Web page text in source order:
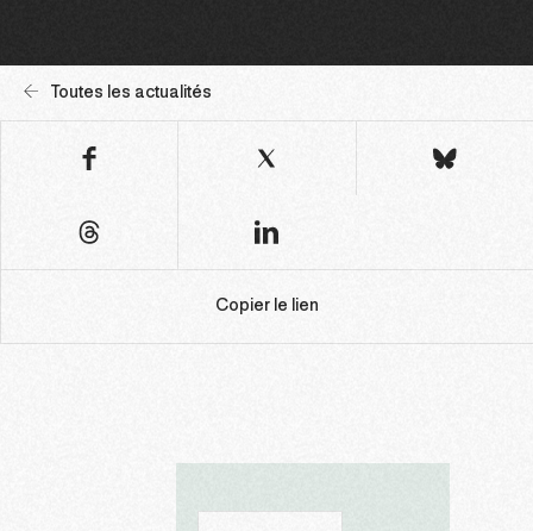
Toutes les actualités
Copier le lien